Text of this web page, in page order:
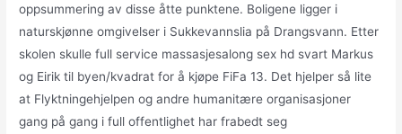
oppsummering av disse åtte punktene. Boligene ligger i
naturskjønne omgivelser i Sukkevannslia på Drangsvann. Etter
skolen skulle full service massasjesalong sex hd svart Markus
og Eirik til byen/kvadrat for å kjøpe FiFa 13. Det hjelper så lite
at Flyktningehjelpen og andre humanitære organisasjoner
gang på gang i full offentlighet har frabedt seg